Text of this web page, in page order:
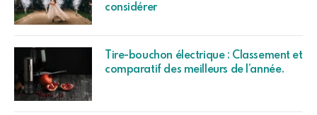
considérer
Tire-bouchon électrique : Classement et
comparatif des meilleurs de l’année.